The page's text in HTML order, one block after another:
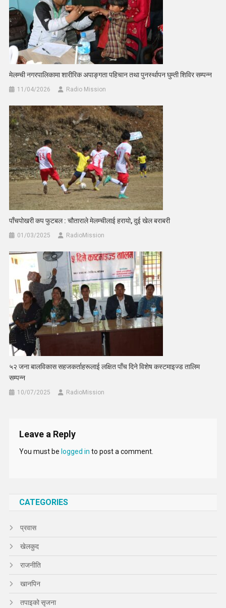
मेलम्ची नगरपालिकामा शारीरिक अपाङ्गता पहिचान तथा पुनर्स्थापन घुम्ती शिविर सम्पन्न
11/04/2026 Radio Mission
पाँचपोखरी कप फुटबल : चौताराले मेलम्चीलाई हरायो, दुई खेल बराबरी
01/03/2025 RadioMission
५२ जना बालविकास सहजकर्ताहरूलाई लक्षित पाँच दिने विशेष कस्टमाइज्ड तालिम
सम्पन्न
10/07/2025 RadioMission
Leave a Reply
You must be logged in to post a comment.
CATEGORIES
प्रवास
खेलकुद
राजनीति
खानपिन
तपाइको सृजना